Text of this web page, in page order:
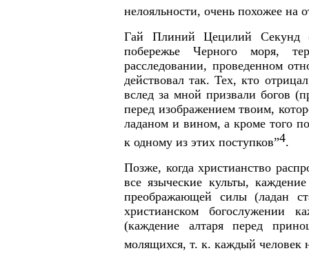
нелояльности, очень похожее на
Гай Плиний Цецилий Секунд
побережье Черного моря,
расследовании, проведенном
действовал так. Тех, кто
вслед за мной призвали богов
перед изображением твоим,
ладаном и вином, а кроме того
к одному из этих поступков”4.
Позже, когда христианство
все языческие культы,
преображающей силы (ладан
христианском богослужении
(каждение алтаря перед
молящихся, т. к. каждый человек